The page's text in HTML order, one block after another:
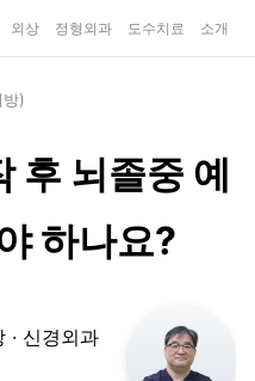
외상 정형외과 도수치료 소개
방)
후 뇌졸중 예
하나요?
· 신경외과